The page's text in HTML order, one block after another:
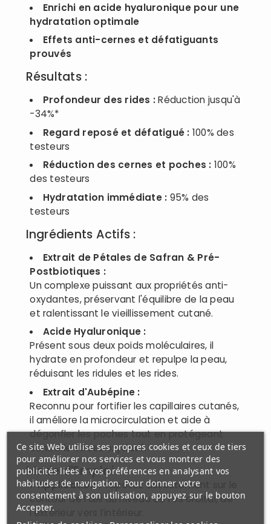
Enrichi en acide hyaluronique pour une
hydratation optimale
Effets anti-cernes et défatiguants
prouvés
Résultats :
Profondeur des rides :Réduction jusqu'à
-34%*
Regard reposé et défatigué : 100% des
testeurs
Réduction des cernes et poches : 100%
des testeurs
Hydratation immédiate : 95% des
testeurs
Ingrédients Actifs :
Extrait de Pétales de Safran & Pré-
Postbiotiques :
Un complexe puissant aux propriétés anti-
oxydantes, préservant l'équilibre de la peau
et ralentissant le vieillissement cutané.
Acide Hyaluronique :
Présent sous deux poids moléculaires, il
hydrate en profondeur et repulpe la peau,
réduisant les ridules et les rides.
Extrait d'Aubépine :
Reconnu pour fortifier les capillaires cutanés,
il améliore la microcirculation et aide à
dégonfler les poches tout en protégeant
contre le stress oxydatif.
Mode d'Emploi :
Application :Tapotez délicatement sur le
contour de l'œil au niveau de l’os orbital, de
l’extérieur vers l’intérieur.
Ce site Web utilise ses propres cookies et ceux de tiers
pour améliorer nos services et vous montrer des
publicités liées à vos préférences en analysant vos
habitudes de navigation. Pour donner votre
consentement à son utilisation, appuyez sur le bouton
Accepter.